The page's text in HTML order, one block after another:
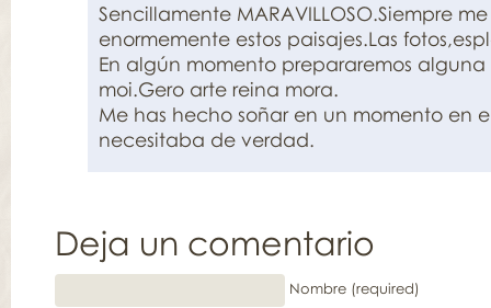
Sencillamente MARAVILLOSO.Siempre
enormemente estos paisajes.Las
En algún momento prepararemos alguna
moi.Gero arte reina mora.
Me has hecho soñar en un momento en
necesitaba de verdad.
Deja un comentario
Nombre (required)